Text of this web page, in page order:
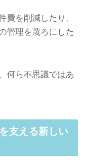
費を削減したり、
管理を蔑ろにした
何ら不思議ではあ
支える新しい